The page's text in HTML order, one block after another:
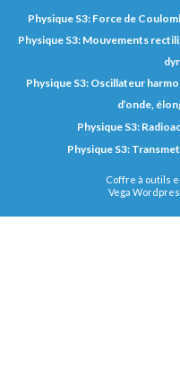
Physique S3: Force de
Physique S3: Mouvements
Physique S3: Oscillateur
d’onde,
Physique S3:
Physique S3:
Coffre à outils
Vega